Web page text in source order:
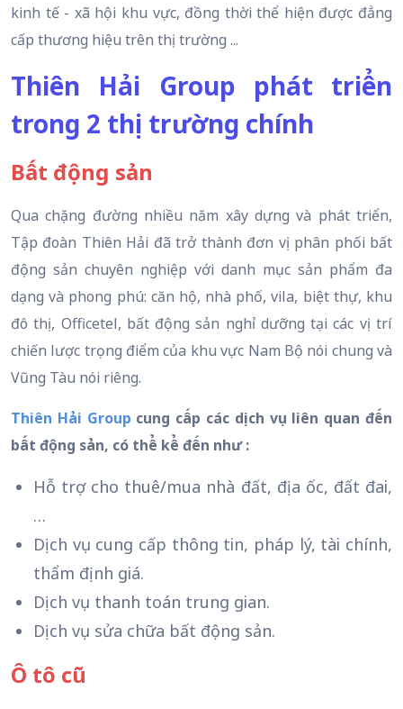
kinh tế - xã hội khu vực, đồng thời thể hiện được đẳng
cấp thương hiệu trên thị trường ...
Thiên Hải Group phát triển
trong 2 thị trường chính
Bất động sản
Qua chặng đường nhiều năm xây dựng và phát triển,
Tập đoàn Thiên Hải đã trở thành đơn vị phân phối bất
động sản chuyên nghiệp với danh mục sản phẩm đa
dạng và phong phú: căn hộ, nhà phố, vila, biệt thự, khu
đô thị, Officetel, bất động sản nghỉ dưỡng tại các vị trí
chiến lược trọng điểm của khu vực Nam Bộ nói chung và
Vũng Tàu nói riêng.
Thiên Hải Group cung cấp các dịch vụ liên quan đến
bất động sản, có thể kể đến như :
Hỗ trợ cho thuê/mua nhà đất, địa ốc, đất đai,
…
Dịch vụ cung cấp thông tin, pháp lý, tài chính,
thẩm định giá.
Dịch vụ thanh toán trung gian.
Dịch vụ sửa chữa bất động sản.
Ô tô cũ